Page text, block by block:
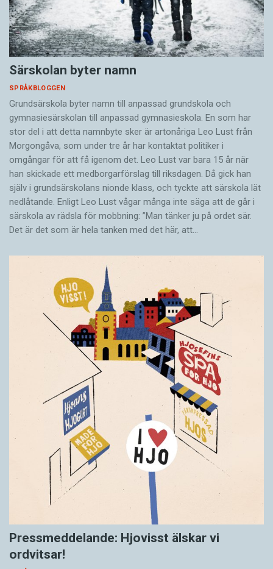
Särskolan byter namn
SPRÅKBLOGGEN
Grundsärskola byter namn till anpassad grundskola och
gymnasiesärskolan till anpassad gymnasieskola. En som har
stor del i att detta namnbyte sker är artonåriga Leo Lust från
Morgongåva, som under tre år har kontaktat politiker i
omgångar för att få igenom det. Leo Lust var bara 15 år när
han skickade ett medborgarförslag till riksdagen. Då gick han
själv i grundsärskolans nionde klass, och tyckte att särskola lät
nedlåtande. Enligt Leo Lust vågar många inte säga att de går i
särskola av rädsla för mobbning: ”Man tänker ju på ordet sär.
Det är det som är hela tanken med det här, att…
Pressmeddelande: Hjovisst älskar vi
ordvitsar!